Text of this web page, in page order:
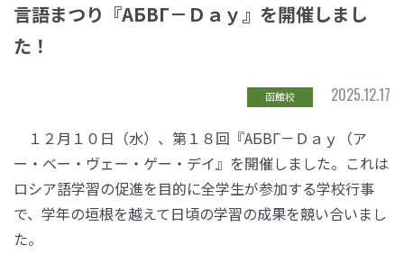
言語まつり『АБВГ－Ｄａｙ』を開催しまし
た！
函館校
2025.12.17
１２月１０日（水）、第１８回『АБВГ－Ｄａｙ（ア
ー・ベー・ヴェー・ゲー・デイ』を開催しました。これは
ロシア語学習の促進を目的に全学生が参加する学校行事
で、学年の垣根を越えて日頃の学習の成果を競い合いまし
た。